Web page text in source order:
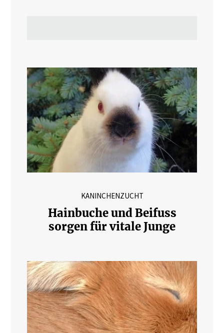
KANINCHENZUCHT
Hainbuche und Beifuss
sorgen für vitale Junge